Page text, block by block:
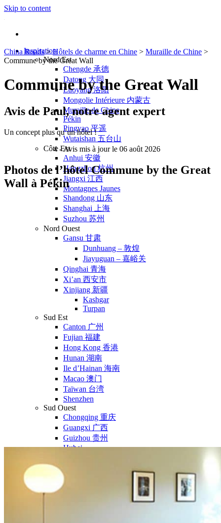
Skip to content
Inspiration
Nord Est
Chengde 承德
Datong 大同
Luoyang 洛阳
Mongolie Intérieure 内蒙古
Muraille de Chine
Pékin
Pingyao 平遥
Wutaishan 五台山
Côte Est
Anhui 安徽
Hangzhou 杭州
Jiangxi 江西
Montagnes Jaunes
Shandong 山东
Shanghai 上海
Suzhou 苏州
Nord Ouest
Gansu 甘肃
Dunhuang – 敦煌
Jiayuguan – 嘉峪关
Qinghai 青海
Xi’an 西安市
Xinjiang 新疆
Kashgar
Turpan
Sud Est
Canton 广州
Fujian 福建
Hong Kong 香港
Hunan 湖南
Ile d’Hainan 海南
Macao 澳门
Taïwan 台湾
Shenzhen
Sud Ouest
Chongqing 重庆
Guangxi 广西
Guizhou 贵州
Hubei
Yunnan 云南
Circuits
Organisation
China Roads > Hôtels de charme en Chine > Muraille de Chine >
Commune by the Great Wall
Commune by the Great Wall
Avis de Paul, notre agent expert
Un concept plus qu’un hôtel !
4- Avis mis à jour le 06 août 2026
Photos de l’hôtel Commune by the Great
Wall à Pékin